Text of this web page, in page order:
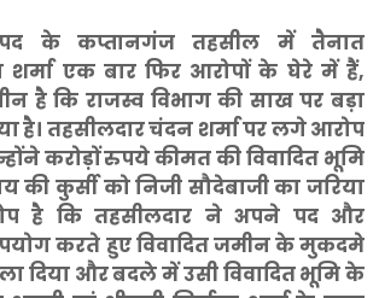
के कप्तानगंज तहसील में तैनात
शर्मा एक बार फिर आरोपों के घेरे में हैं,
है कि राजस्व विभाग की साख पर बड़ा
है। तहसीलदार चंदन शर्मा पर लगे आरोप
करोड़ों रुपये कीमत की विवादित भूमि
कुर्सी को निजी सौदेबाजी का जरिया
है कि तहसीलदार ने अपने पद और
करते हुए विवादित जमीन के मुकदमे
दिया और बदले में उसी विवादित भूमि के